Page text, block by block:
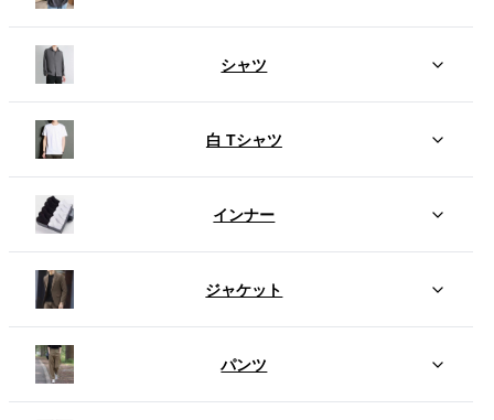
シャツ
白 Tシャツ
インナー
ジャケット
パンツ